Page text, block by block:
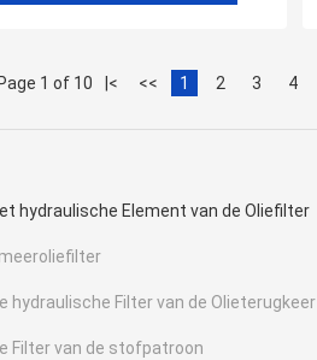
Page 1 of 10 |< << 1 2 3 4
hydraulische Element van de Oliefilter
hydraulische Filter van de Olieterugkeer
Filter van de stofpatroon